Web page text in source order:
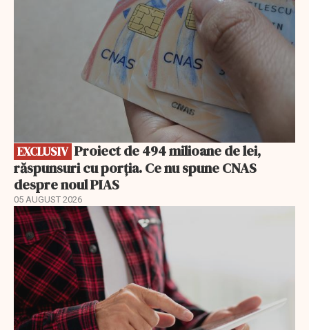
EXCLUSIV
răspunsuri cu porția. Ce nu spune CNAS
despre noul PIAS
05 AUGUST 2026